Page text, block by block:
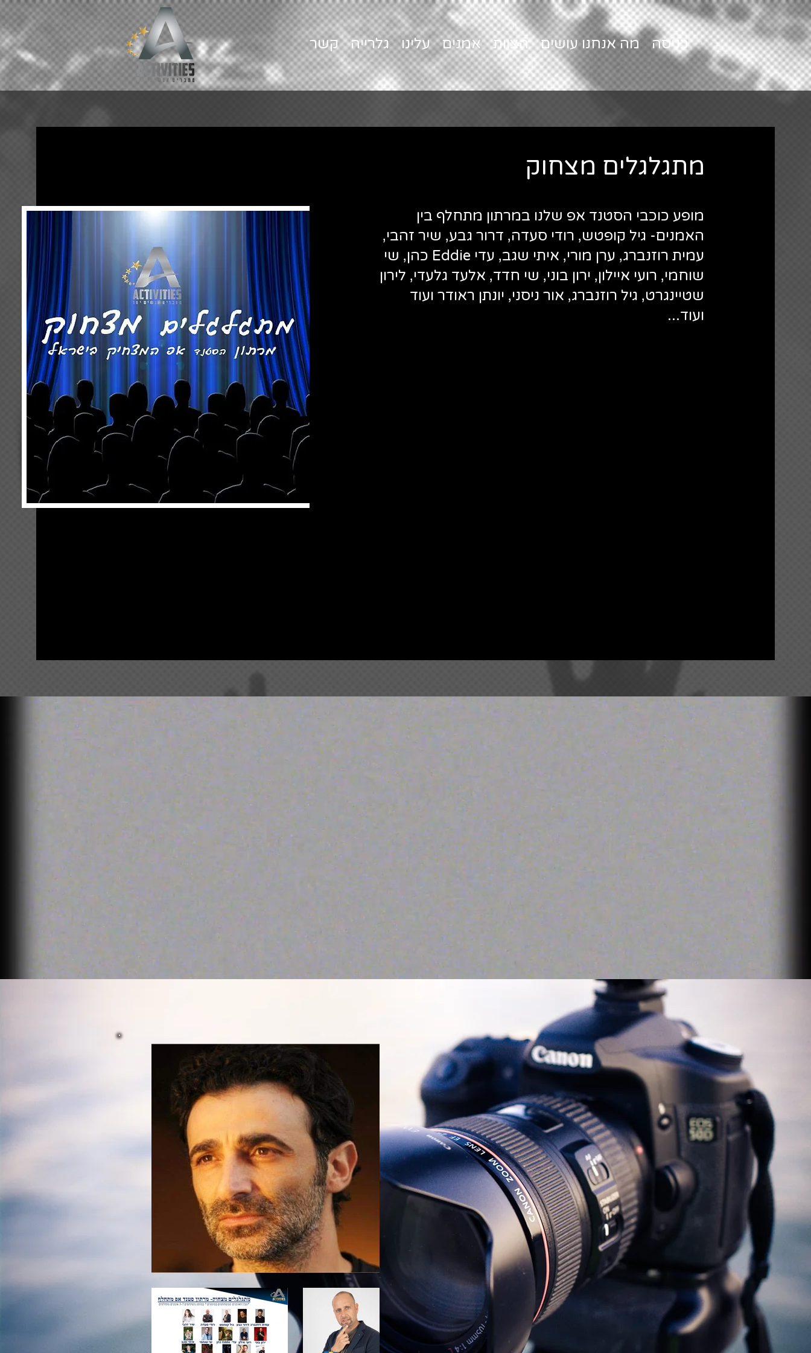
כניסה מה אנחנו עושים הצוות אמנים עלינו גלרייה קשר
מתגלגלים מצחוק
מופע כוכבי הסטנד אפ שלנו במרתון מתחלף בין
האמנים- גיל קופטש, רודי סעדה, דרור גבע, שיר זהבי,
עמית רוזנברג, ערן מורי, איתי שגב, עדי Eddie כהן, שי
שוחמי, רועי איילון, ירון בוני, שי חדד, אלעד גלעדי, לירון
שטיינגרט, גיל רוזנברג, אור ניסני, יונתן ראודר ועוד
ועוד...